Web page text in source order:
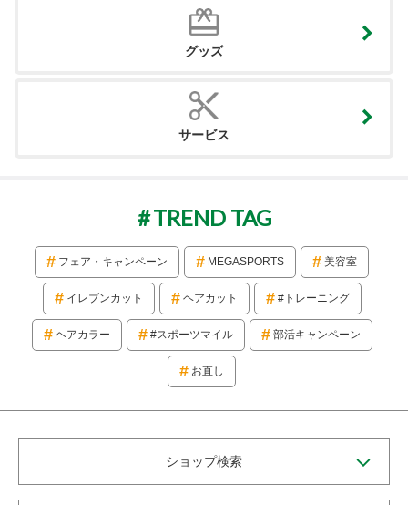
グッズ
サービス
TREND TAG
フェア・キャンペーン MEGASPORTS 美容室
イレブンカット ヘアカット #トレーニング
ヘアカラー #スポーツマイル 部活キャンペーン
お直し
ショップ検索